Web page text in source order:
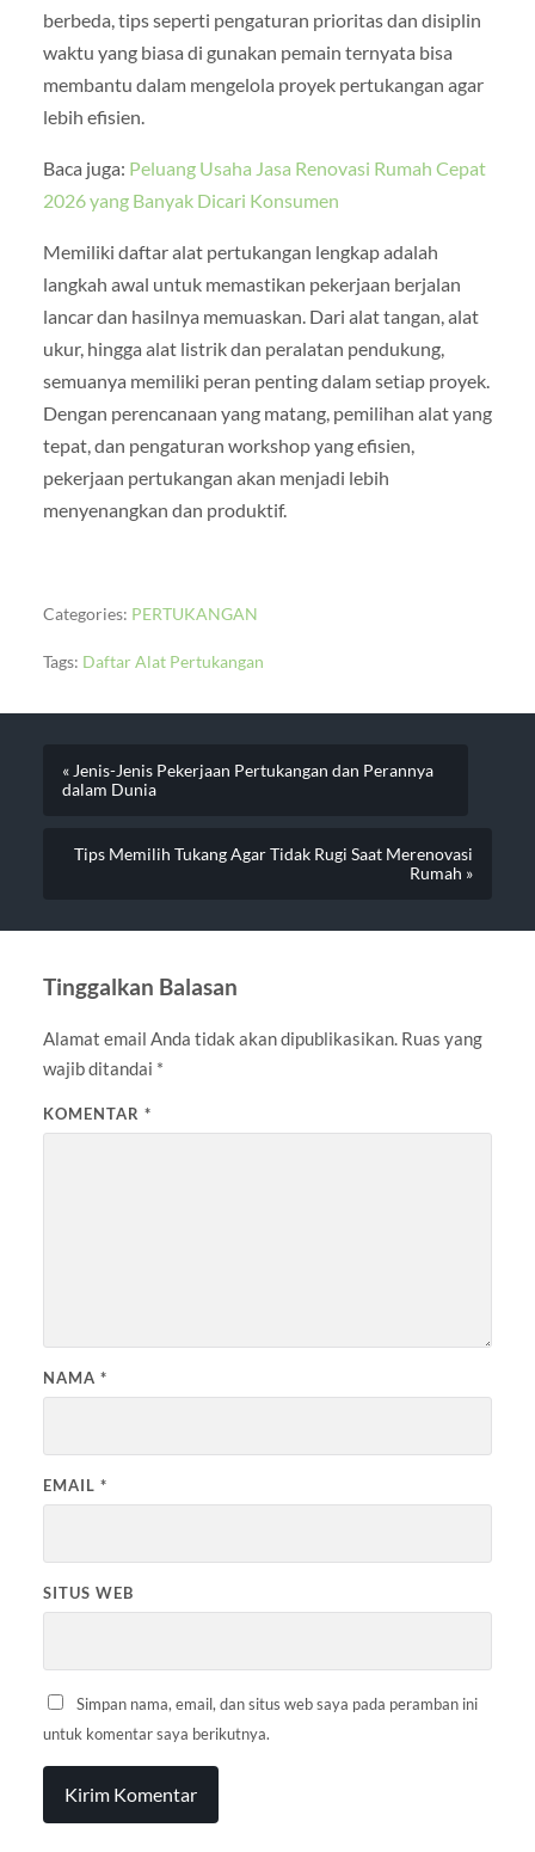
berbeda, tips seperti pengaturan prioritas dan disiplin
waktu yang biasa di gunakan pemain ternyata bisa
membantu dalam mengelola proyek pertukangan agar
lebih efisien.
Baca juga: Peluang Usaha Jasa Renovasi Rumah Cepat
2026 yang Banyak Dicari Konsumen
Memiliki daftar alat pertukangan lengkap adalah
langkah awal untuk memastikan pekerjaan berjalan
lancar dan hasilnya memuaskan. Dari alat tangan, alat
ukur, hingga alat listrik dan peralatan pendukung,
semuanya memiliki peran penting dalam setiap proyek.
Dengan perencanaan yang matang, pemilihan alat yang
tepat, dan pengaturan workshop yang efisien,
pekerjaan pertukangan akan menjadi lebih
menyenangkan dan produktif.
Categories: PERTUKANGAN
Tags: Daftar Alat Pertukangan
« Jenis-Jenis Pekerjaan Pertukangan dan Perannya
dalam Dunia
Tips Memilih Tukang Agar Tidak Rugi Saat Merenovasi
Rumah »
Tinggalkan Balasan
Alamat email Anda tidak akan dipublikasikan. Ruas yang
wajib ditandai *
KOMENTAR *
NAMA *
EMAIL *
SITUS WEB
Simpan nama, email, dan situs web saya pada peramban ini
untuk komentar saya berikutnya.